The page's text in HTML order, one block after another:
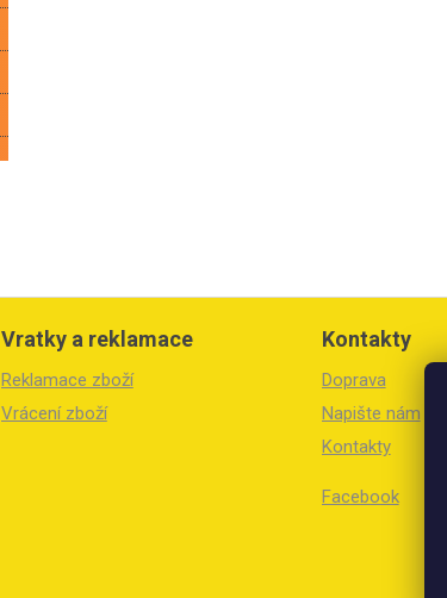
Vratky a reklamace
Reklamace zboží
Vrácení zboží
Kontakty
Doprava
Napište nám
Kontakty
Facebook